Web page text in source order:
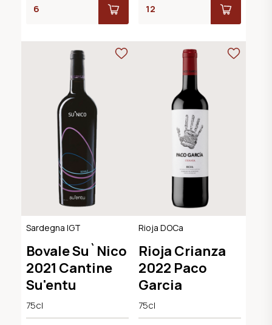
Sardegna IGT
Bovale Su`Nico
2021 Cantine
Su'entu
75cl
Rioja DOCa
Rioja Crianza
2022 Paco
Garcia
75cl